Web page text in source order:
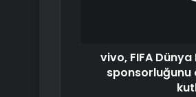
vivo, FIFA
sponsorluğunu